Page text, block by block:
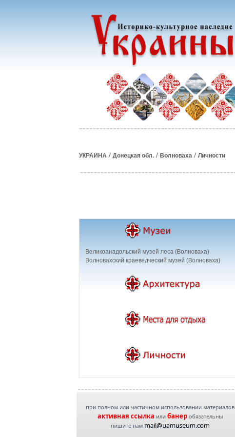
УКРАИНА / Донецкая обл. / Волноваха / Личности
Великоанадольский музей леса (Волноваха)
Волновахский краеведческий музей (Волноваха)
при полном или частичном использовании материалов
активная ссылка или банеробязательны
пишите нам mail@uamuseum.com